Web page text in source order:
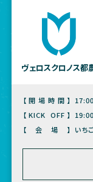
ヴェロスクロノス都
【開場時間】
17:00
【KICK OFF】
19:00
【会場】
いち